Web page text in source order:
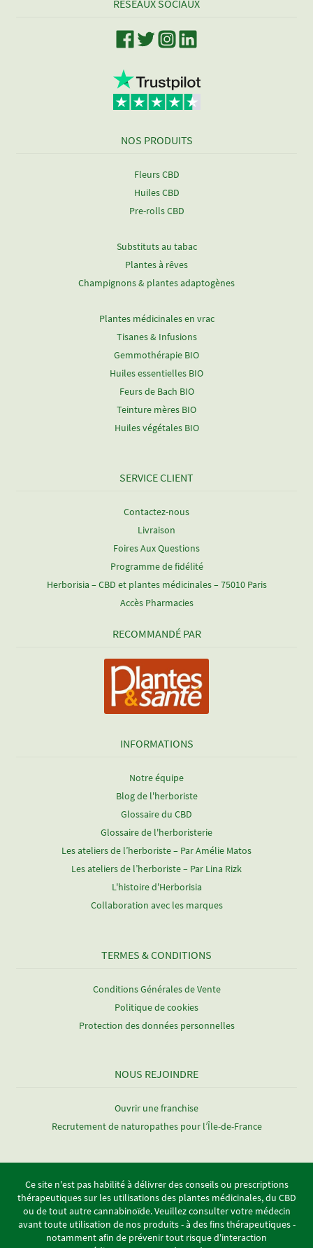
RÉSEAUX SOCIAUX
NOS PRODUITS
Fleurs CBD
Huiles CBD
Pre-rolls CBD
Substituts au tabac
Plantes à rêves
Champignons & plantes adaptogènes
Plantes médicinales en vrac
Tisanes & Infusions
Gemmothérapie BIO
Huiles essentielles BIO
Feurs de Bach BIO
Teinture mères BIO
Huiles végétales BIO
SERVICE CLIENT
Contactez-nous
Livraison
Foires Aux Questions
Programme de fidélité
Herborisia – CBD et plantes médicinales – 75010 Paris
Accès Pharmacies
RECOMMANDÉ PAR
INFORMATIONS
Notre équipe
Blog de l'herboriste
Glossaire du CBD
Glossaire de l'herboristerie
Les ateliers de l’herboriste – Par Amélie Matos
Les ateliers de l’herboriste – Par Lina Rizk
L'histoire d'Herborisia
Collaboration avec les marques
TERMES & CONDITIONS
Conditions Générales de Vente
Politique de cookies
Protection des données personnelles
NOUS REJOINDRE
Ouvrir une franchise
Recrutement de naturopathes pour l’Île-de-France
Ce site n'est pas habilité à délivrer des conseils ou prescriptions
thérapeutiques sur les utilisations des plantes médicinales, du CBD
ou de tout autre cannabinoïde. Veuillez consulter votre médecin
avant toute utilisation de nos produits - à des fins thérapeutiques -
notamment afin de prévenir tout risque d'interaction